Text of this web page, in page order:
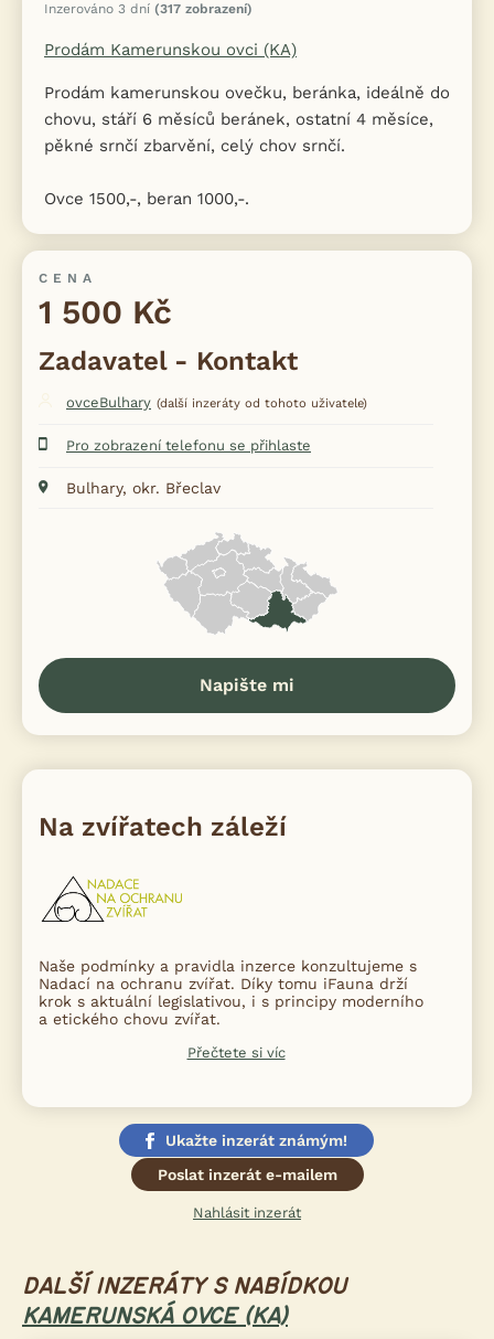
Inzerováno 3 dní (317 zobrazení)
Prodám Kamerunskou ovci (KA)
Prodám kamerunskou ovečku, beránka, ideálně do
chovu, stáří 6 měsíců beránek, ostatní 4 měsíce,
pěkné srnčí zbarvění, celý chov srnčí.
Ovce 1500,-, beran 1000,-.
CENA
1 500 Kč
Zadavatel - Kontakt
ovceBulhary (další inzeráty od tohoto uživatele)
Pro zobrazení telefonu se přihlaste
Bulhary, okr. Břeclav
Napište mi
Na zvířatech záleží
Naše podmínky a pravidla inzerce konzultujeme s
Nadací na ochranu zvířat. Díky tomu iFauna drží
krok s aktuální legislativou, i s principy moderního
a etického chovu zvířat.
Přečtete si víc
Ukažte inzerát známým!
Poslat inzerát e-mailem
Nahlásit inzerát
DALŠÍ INZERÁTY S NABÍDKOU
KAMERUNSKÁ OVCE (KA)